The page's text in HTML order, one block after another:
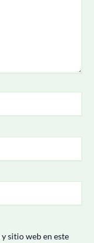
sitio web en este